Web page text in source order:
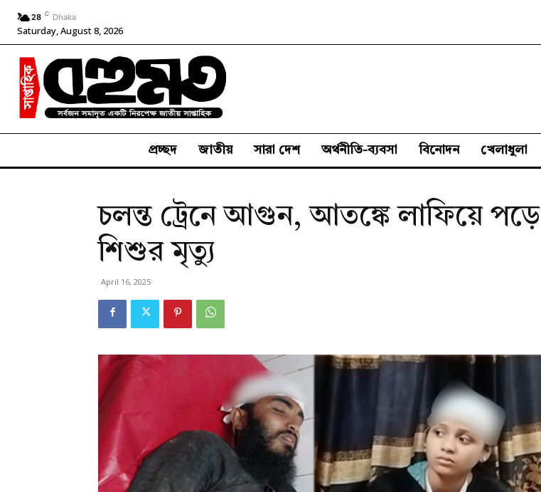
28 C Dhaka
Saturday, August 8, 2026
প্রচ্ছদ জাতীয় সারা দেশ অর্থনীতি-ব্যবসা বিনোদন খেলাধুলা
চলন্ত ট্রেনে আগুন, আতঙ্কে লাফিয়ে পড়ে
শিশুর মৃত্যু
April 16, 2025